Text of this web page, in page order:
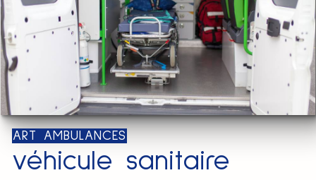
ART AMBULANCES
véhicule sanitaire